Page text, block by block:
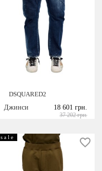
DSQUARED2
Джинси
18 601 грн.
37 202 грн.
s a l e